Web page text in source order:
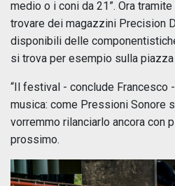
medio o i coni da 21”. Ora tramite
trovare dei magazzini Precision
disponibili delle
si trova per esempio sulla piazza
“Il festival - conclude Francesco
musica: come Pressioni Sonore
vorremmo rilanciarlo ancora con
prossimo.